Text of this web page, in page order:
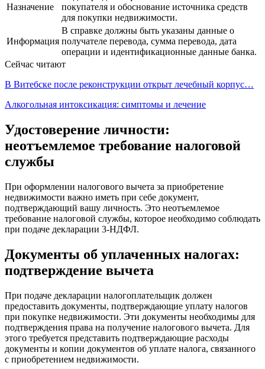
Назначение
покупателя и обоснование источника средств
для покупки недвижимости.
Информация
В справке должны быть указаны данные о
получателе перевода, сумма перевода, дата
операции и идентификационные данные банка.
Сейчас читают
В Витебске после реконструкции открыт лечебный корпус…
Алкогольная интоксикация: симптомы и лечение
Удостоверение личности:
неотъемлемое требование налоговой
службы
При оформлении налогового вычета за приобретение
недвижимости важно иметь при себе документ,
подтверждающий вашу личность. Это неотъемлемое
требование налоговой службы, которое необходимо соблюдать
при подаче декларации 3-НДФЛ.
Документы об уплаченных налогах:
подтверждение вычета
При подаче декларации налогоплательщик должен
предоставить документы, подтверждающие уплату налогов
при покупке недвижимости. Эти документы необходимы для
подтверждения права на получение налогового вычета. Для
этого требуется представить подтверждающие расходы
документы и копии документов об уплате налога, связанного
с приобретением недвижимости.